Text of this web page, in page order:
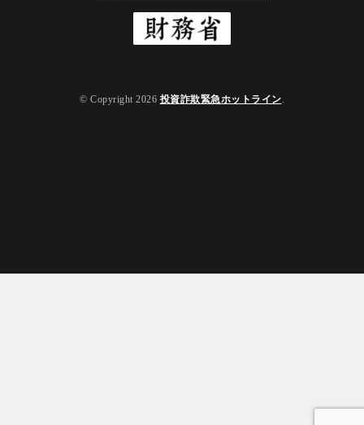
© Copyright 2026 投資詐欺緊急ホットライン